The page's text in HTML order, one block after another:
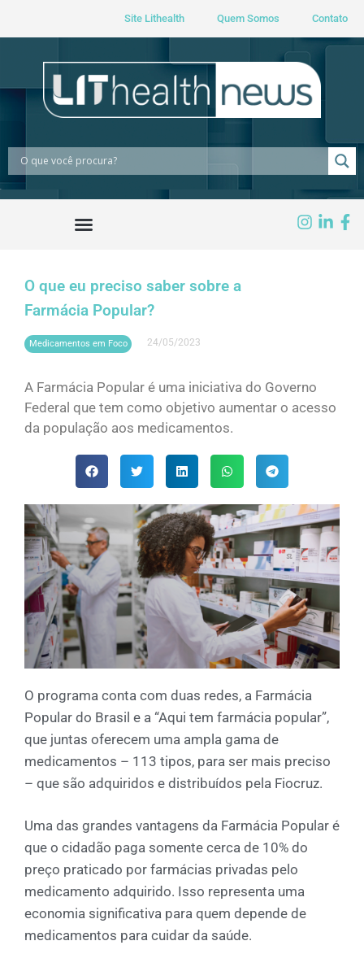
Site Lithealth Quem Somos Contato
O que eu preciso saber sobre a
Farmácia Popular?
Medicamentos em Foco 24/05/2023
A Farmácia Popular é uma iniciativa do Governo
Federal que tem como objetivo aumentar o acesso
da população aos medicamentos.
O programa conta com duas redes, a Farmácia
Popular do Brasil e a “Aqui tem farmácia popular”,
que juntas oferecem uma ampla gama de
medicamentos – 113 tipos, para ser mais preciso
– que são adquiridos e distribuídos pela Fiocruz.
Uma das grandes vantagens da Farmácia Popular é
que o cidadão paga somente cerca de 10% do
preço praticado por farmácias privadas pelo
medicamento adquirido. Isso representa uma
economia significativa para quem depende de
medicamentos para cuidar da saúde.